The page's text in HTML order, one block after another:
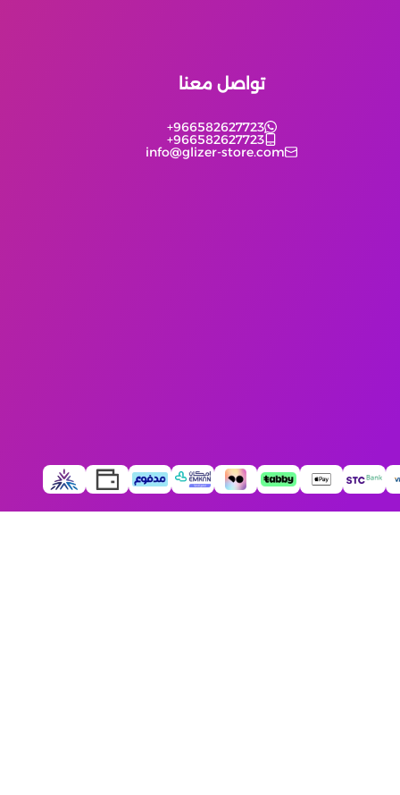
تواصل معنا
+966582627723
+966582627723
info@glizer-store.com